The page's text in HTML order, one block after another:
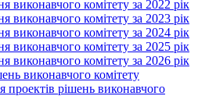
виконавчого комітету за 2022 рік
виконавчого комітету за 2023 рік
виконавчого комітету за 2024 рік
виконавчого комітету за 2025 рік
виконавчого комітету за 2026 рік
виконавчого комітету
проектів рішень виконавчого